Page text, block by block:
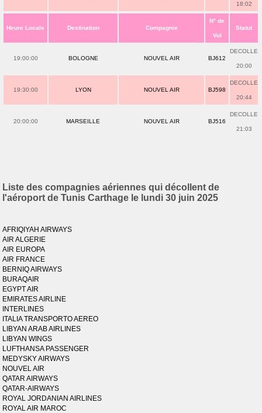
18:02
Heure Locale Destination Compagnie
N° de
Vol
Statut
19:00:00 BOLOGNE NOUVEL AIR BJ612
DECOLLE
20:00
19:30:00 LYON NOUVEL AIR BJ598
DECOLLE
20:44
20:00:00 MARSEILLE NOUVEL AIR BJ516
DECOLLE
21:03
Liste des compagnies aériennes qui décollent de
l'aéroport de Tunis Carthage le lundi 30 juin 2025
AFRIQIYAH AIRWAYS
AIR ALGERIE
AIR EUROPA
AIR FRANCE
BERNIQ AIRWAYS
BURAQAIR
EGYPT AIR
EMIRATES AIRLINE
INTERLINES
ITALIA TRANSPORTO AEREO
LIBYAN ARAB AIRLINES
LIBYAN WINGS
LUFTHANSA PASSENGER
MEDYSKY AIRWAYS
NOUVEL AIR
QATAR AIRWAYS
QATAR-AIRWAYS
ROYAL JORDANIAN AIRLINES
ROYAL AIR MAROC